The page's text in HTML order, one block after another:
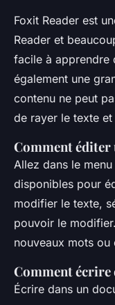
Foxit Reader est
Reader et
facile à apprendre
également une
contenu ne peut
de rayer le texte
Comment éditer
Allez dans le
disponibles pour
modifier le texte,
pouvoir le
nouveaux mots ou
Comment écrire
Écrire dans un